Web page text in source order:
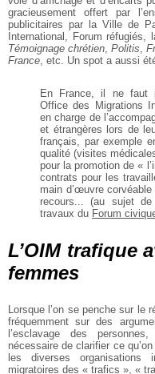
gracieusement offert par
publicitaires par la Ville de
International, Forum
Témoignage chrétien ,Politis ,
France , etc. Un spot a aussi
En France, il ne faut
Office des Migrations
en charge de
et étrangères lors de
français, par exemple
qualité (visites
pour la promotion de «
contrats pour les
main d’œuvre
recours... (au sujet
travaux du Forum
L’OIM trafique
femmes
Lorsque l’on se penche sur le
fréquemment sur des
l’esclavage des
nécessaire de clarifier ce
les diverses
migratoires des « trafics », «